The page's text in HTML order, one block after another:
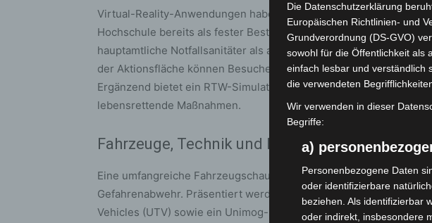
Virtual-Reality-Anwendungen haben sich an den Johanniter-
Hochschule bereits als fester Bestandteil der Aus- und
hauptamtliche Notfallsanitäter als auch für ehrenamtliche
der Aktionsfläche können Besucher selbst mit VR-Brillen in
Ergänzend bietet ein RTW-Simulator praxisnahe Einblicke in die
lebensrettende Maßnahmen.
Fahrzeuge, Technik und Einsatzszenarien
Eine umfangreiche Fahrzeugschau verdeutlicht die Bedeutung
Gefahrenabwehr. Präsentiert werden unter anderem All-Terrain-
Vehicles (UTV) sowie ein Unimog-Krankentransportwagen (KTW).
Die Datenschutzerklärung
Europäischen Richtlinien- und
Grundverordnung (DS-GVO)
sowohl für die Öffentlichkeit als
einfach lesbar und verständlich
die verwendeten
Wir verwenden in dieser
Begriffe:
a)
Personenbezogene Daten
oder identifizierbare
beziehen. Als identifizierbar
oder indirekt, insbesondere